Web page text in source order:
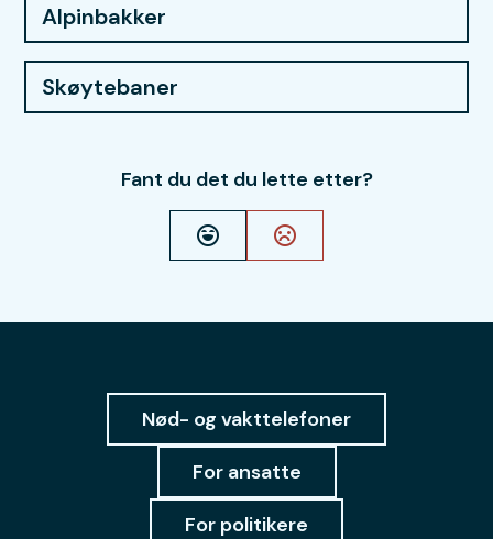
Alpinbakker
Skøytebaner
Fant du det du lette etter?
Ja Nei
Nød- og vakttelefoner
For ansatte
For politikere